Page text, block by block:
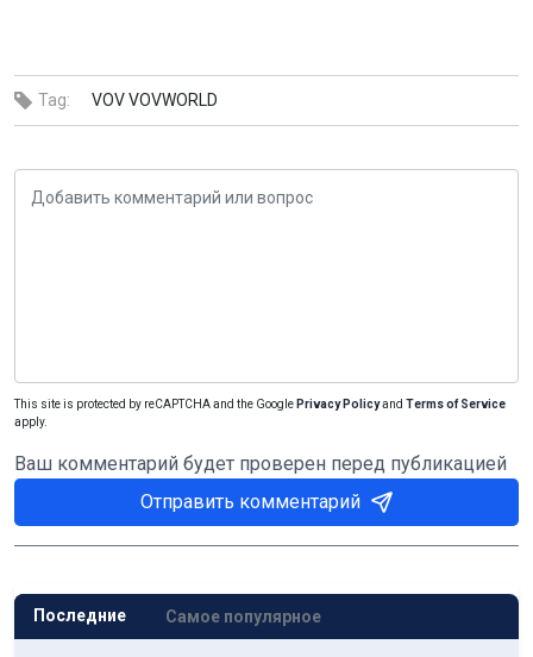
Tag: VOVVOVWORLD
This site is protected by reCAPTCHA and the Google Privacy Policyand Terms of Service
apply.
Ваш комментарий будет проверен перед публикацией
Отправить комментарий
Последние Самое популярное